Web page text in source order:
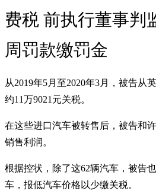
费税 前执行董事判
周罚款缴罚金
从2019年5月至2020年3月，被告从
约11万9021元关税。
在这些进口汽车被转售后，被告和
销售利润。
根据控状，除了这62辆汽车，被告
车，报低汽车价格以少缴关税。